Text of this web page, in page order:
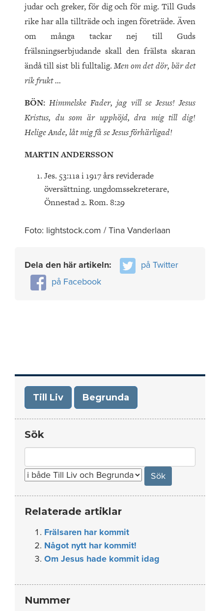
judar och greker, för dig och för mig. Till Guds
rike har alla tillträde och ingen företräde. Även
om många tackar nej till Guds
frälsningserbjudande skall den frälsta skaran
ändå till sist bli fulltalig.Men om det dör, bär det
rik frukt …
BÖN:Himmelske Fader, jag vill se Jesus! Jesus
Kristus, du som är upphöjd, dra mig till dig!
Helige Ande, låt mig få se Jesus förhärligad!
MARTIN ANDERSSON
Jes. 53:11a i 1917 års reviderade
översättning. ungdomssekreterare,
Önnestad 2. Rom. 8:29
Foto: lightstock.com / Tina Vanderlaan
Dela den här artikeln:
på Twitter
på Facebook
Till Liv Begrunda
Sök
for:
Relaterade artiklar
Frälsaren har kommit
Något nytt har kommit!
Om Jesus hade kommit idag
Nummer